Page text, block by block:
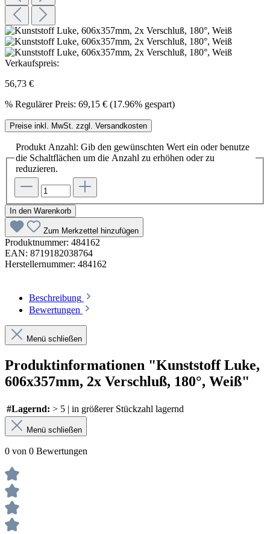
Verkaufspreis:
56,73 €
% Regulärer Preis: 69,15 € (17.96% gespart)
Preise inkl. MwSt. zzgl. Versandkosten
Produkt Anzahl: Gib den gewünschten Wert ein oder benutze
die Schaltflächen um die Anzahl zu erhöhen oder zu
reduzieren.
In den Warenkorb
Zum Merkzettel hinzufügen
Produktnummer: 484162
EAN: 8719182038764
Herstellernummer: 484162
Beschreibung
Bewertungen
Menü schließen
Produktinformationen "Kunststoff Luke,
606x357mm, 2x Verschluß, 180°, Weiß"
#Lagernd: > 5 | in größerer Stückzahl lagernd
Menü schließen
0 von 0 Bewertungen